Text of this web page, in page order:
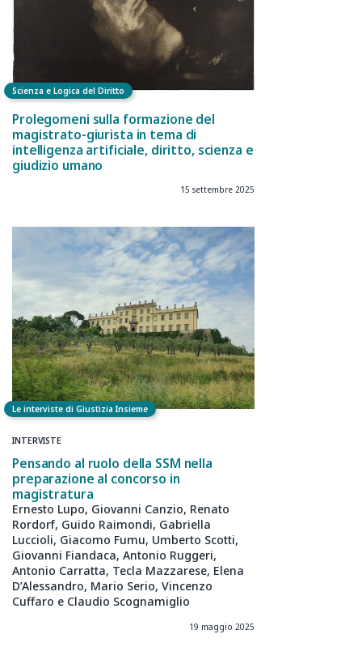
Scienza e Logica del Diritto
Prolegomeni sulla formazione del
magistrato-giurista in tema di
intelligenza artificiale, diritto, scienza e
giudizio umano
15 settembre 2025
Le interviste di Giustizia Insieme
INTERVISTE
Pensando al ruolo della SSM nella
preparazione al concorso in
magistratura
Ernesto Lupo, Giovanni Canzio, Renato
Rordorf, Guido Raimondi, Gabriella
Luccioli, Giacomo Fumu, Umberto Scotti,
Giovanni Fiandaca, Antonio Ruggeri,
Antonio Carratta, Tecla Mazzarese, Elena
D’Alessandro, Mario Serio, Vincenzo
Cuffaro e Claudio Scognamiglio
19 maggio 2025